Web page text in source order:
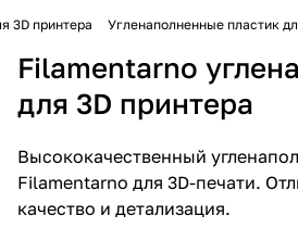
3D принтера Угленаполненные пластик
Filamentarno
для 3D принтера
Высококачественный
Filamentarno для 3D-печати.
качество и детализация.